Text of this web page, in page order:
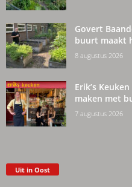
Govert
buurt maakt
8 augustus 2026
Erik’s
maken met
7 augustus 2026
Uit in Oost